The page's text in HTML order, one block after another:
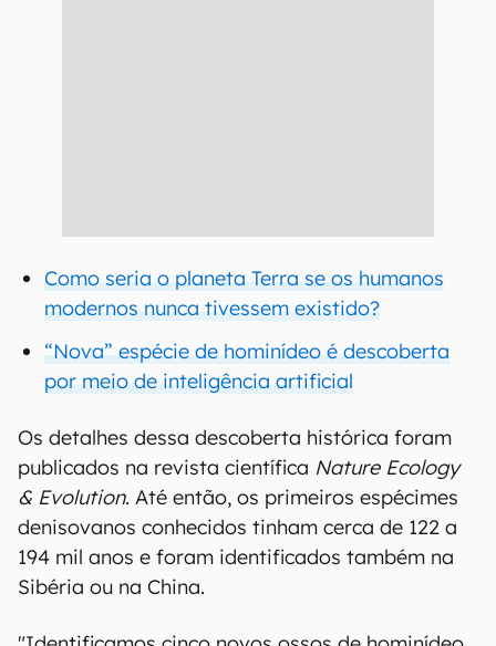
Como seria o planeta Terra se os humanos
modernos nunca tivessem existido?
“Nova” espécie de hominídeo é descoberta
por meio de inteligência artificial
Os detalhes dessa descoberta histórica foram
publicados na revista científica Nature Ecology
& Evolution. Até então, os primeiros espécimes
denisovanos conhecidos tinham cerca de 122 a
194 mil anos e foram identificados também na
Sibéria ou na China.